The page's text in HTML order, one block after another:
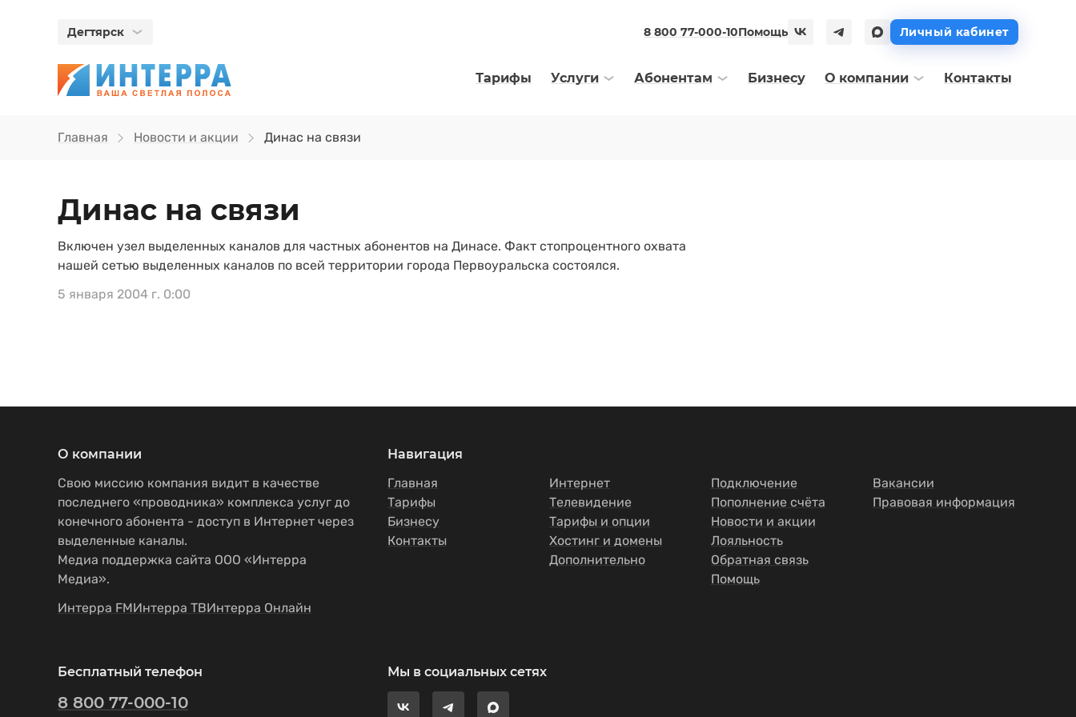
Дегтярск 8 800 77-000-10Помощь Личный кабинет
Тарифы Услуги Абонентам Бизнесу О компании Контакты
Главная Новости и акции Динас на связи
Динас на связи
Включен узел выделенных каналов для частных абонентов на Динасе. Факт стопроцентного охвата
нашей сетью выделенных каналов по всей территории города Первоуральска состоялся.
5 января 2004 г. 0:00
О компании
Свою миссию компания видит в качестве
последнего «проводника» комплекса услуг до
конечного абонента - доступ в Интернет через
выделенные каналы.
Медиа поддержка сайта ООО «Интерра
Медиа».
Интерра FMИнтерра ТВИнтерра Онлайн
Навигация
Главная
Тарифы
Бизнесу
Контакты
Интернет
Телевидение
Тарифы и опции
Хостинг и домены
Дополнительно
Подключение
Пополнение счёта
Новости и акции
Лояльность
Обратная связь
Помощь
Вакансии
Правовая информация
Бесплатный телефон
8 800 77-000-10
Мы в социальных сетях